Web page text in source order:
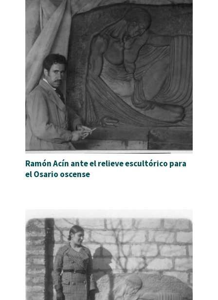
Ramón Acín ante el relieve escultórico para
el Osario oscense